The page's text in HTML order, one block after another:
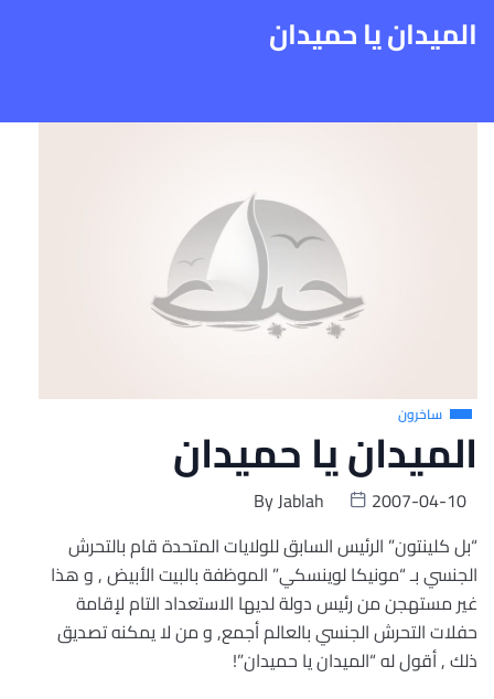
الميدان يا حميدان
ساخرون
الميدان يا حميدان
ByJablah
2007-04-10
“بل كلينتون” الرئيس السابق للولايات المتحدة قام بالتحرش
الجنسي بـ “مونيكا لوينسكي” الموظفة بالبيت الأبيض , و هذا
غير مستهجن من رئيس دولة لديها الاستعداد التام لإقامة
حفلات التحرش الجنسي بالعالم أجمع, و من لا يمكنه تصديق
ذلك , أقول له “الميدان يا حميدان”!